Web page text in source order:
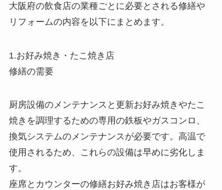
大阪府の飲食店の業種ごとに必要とされる修繕や
リフォームの内容を以下にまとめます。
1.お好み焼き・たこ焼き店
修繕の需要
厨房設備のメンテナンスと更新お好み焼きやたこ
焼きを調理するための専用の鉄板やガスコンロ、
換気システムのメンテナンスが必要です。高温で
使用されるため、これらの設備は早めに劣化しま
す。
座席とカウンターの修繕お好み焼き店はお客様が